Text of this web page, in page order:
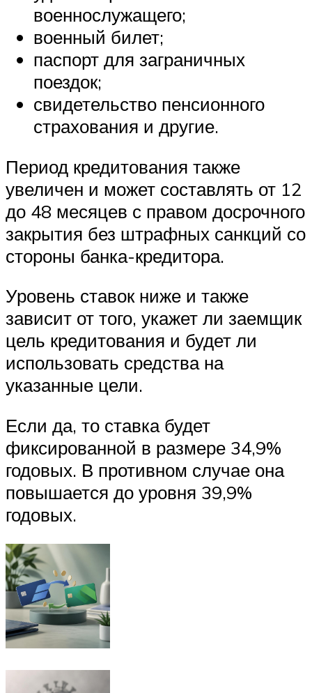
военнослужащего;
военный билет;
паспорт для заграничных
поездок;
свидетельство пенсионного
страхования и другие.
Период кредитования также
увеличен и может составлять от 12
до 48 месяцев с правом досрочного
закрытия без штрафных санкций со
стороны банка-кредитора.
Уровень ставок ниже и также
зависит от того, укажет ли заемщик
цель кредитования и будет ли
использовать средства на
указанные цели.
Если да, то ставка будет
фиксированной в размере 34,9%
годовых. В противном случае она
повышается до уровня 39,9%
годовых.